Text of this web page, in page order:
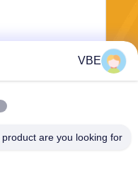
VBE
are you looking for?